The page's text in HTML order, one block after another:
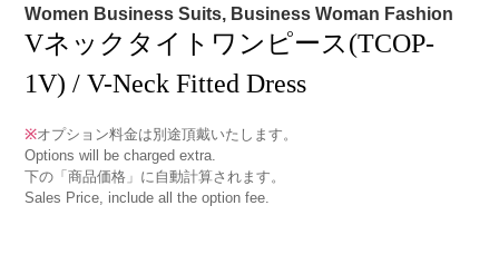
Women Business Suits, Business Woman Fashion
Vネックタイトワンピース(TCOP-
1V) / V-Neck Fitted Dress
※オプション料金は別途頂戴いたします。
Options will be charged extra.
下の「商品価格」に自動計算されます。
Sales Price, include all the option fee.